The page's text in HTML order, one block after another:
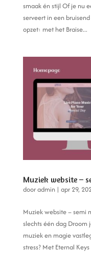
smaak én stijl Of je nu
serveert in een
opzet: met het Braise...
Muziek website –
dooradmin| apr 29,
Muziek website – semi
slechts één dag
muziek en magie
stress? Met Eternal